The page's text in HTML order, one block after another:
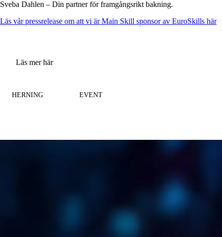
Sveba Dahlen – Din partner för framgångsrikt bakning.
Läs vår pressrelease om att vi är Main Skill sponsor av EuroSkills här
Läs mer här
HERNING EVENT